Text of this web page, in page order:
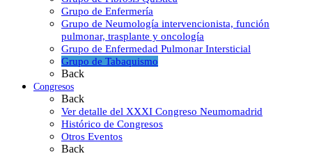
Grupo de Enfermería
Grupo de Neumología intervencionista, función
pulmonar, trasplante y oncología
Grupo de Enfermedad Pulmonar Intersticial
Grupo de Tabaquismo
Back
Congresos
Back
Ver detalle del XXXI Congreso Neumomadrid
Histórico de Congresos
Otros Eventos
Back